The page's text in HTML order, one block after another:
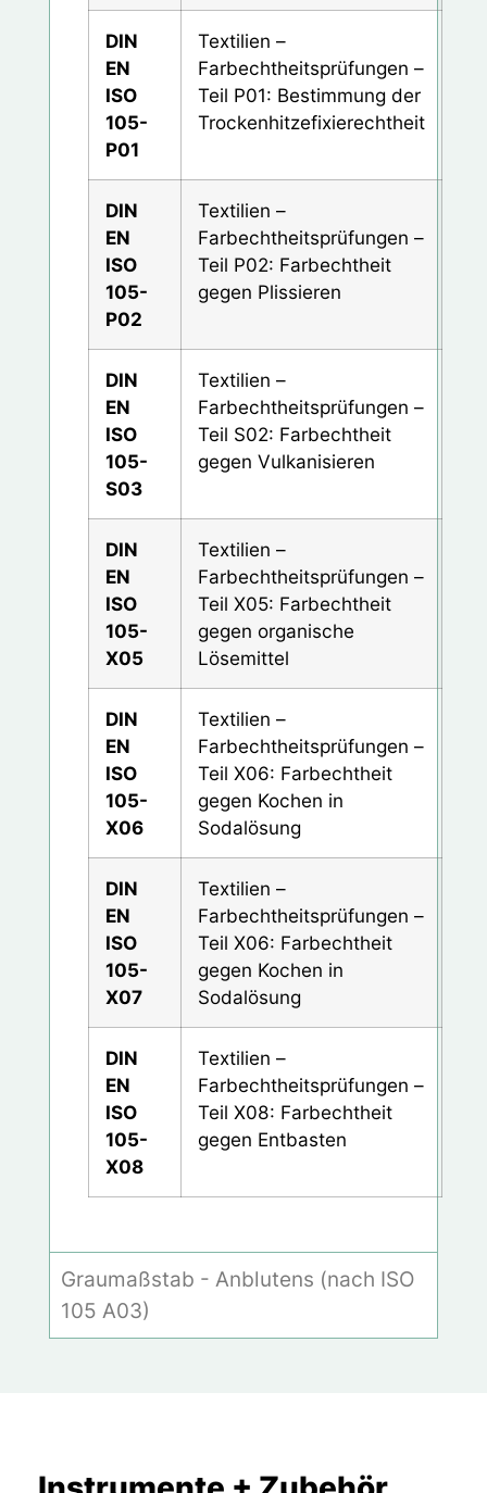
DIN
EN
ISO
105-
P01
Textilien –
Farbechtheitsprüfungen –
Teil P01: Bestimmung der
Trockenhitzefixierechtheit
DIN
EN
ISO
105-
P02
Textilien –
Farbechtheitsprüfungen –
Teil P02: Farbechtheit
gegen Plissieren
DIN
EN
ISO
105-
S03
Textilien –
Farbechtheitsprüfungen –
Teil S02: Farbechtheit
gegen Vulkanisieren
DIN
EN
ISO
105-
X05
Textilien –
Farbechtheitsprüfungen –
Teil X05: Farbechtheit
gegen organische
Lösemittel
DIN
EN
ISO
105-
X06
Textilien –
Farbechtheitsprüfungen –
Teil X06: Farbechtheit
gegen Kochen in
Sodalösung
DIN
EN
ISO
105-
X07
Textilien –
Farbechtheitsprüfungen –
Teil X06: Farbechtheit
gegen Kochen in
Sodalösung
DIN
EN
ISO
105-
X08
Textilien –
Farbechtheitsprüfungen –
Teil X08: Farbechtheit
gegen Entbasten
Graumaßstab - Anblutens (nach ISO
105 A03)